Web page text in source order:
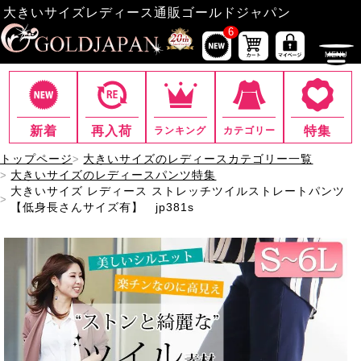
大きいサイズレディース通販ゴールドジャパン
6
新着 再入荷 ランキング カテゴリー 特集
トップページ
大きいサイズのレディースカテゴリー一覧
大きいサイズのレディースパンツ特集
大きいサイズ レディース ストレッチツイルストレートパンツ
【低身長さんサイズ有】 jp381s